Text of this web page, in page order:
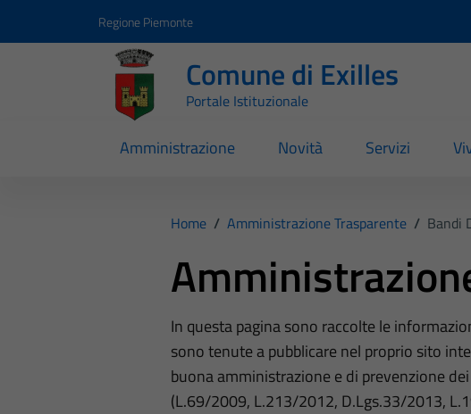
Regione Piemonte
Comune di Exilles
Portale Istituzionale
Amministrazione Novità Servizi
Home / Amministrazione Trasparente / Bandi
In questa pagina sono raccolte le
sono tenute a pubblicare nel proprio sito
buona amministrazione e di prevenzione
(L.69/2009, L.213/2012, D.Lgs.33/2013,